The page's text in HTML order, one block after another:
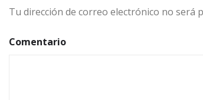
Tu dirección de correo electrónico no será
Comentario